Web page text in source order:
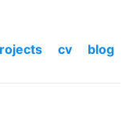
cv blog